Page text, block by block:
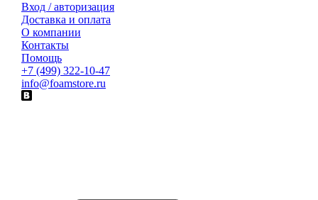
Вход / авторизация
Доставка и оплата
О компании
Контакты
Помощь
+7 (499) 322-10-47
info@foamstore.ru